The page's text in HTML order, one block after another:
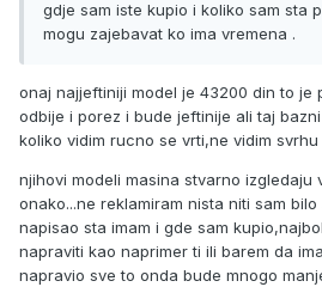
gdje sam iste kupio i koliko sam sta
mogu zajebavat ko ima vremena .
onaj najjeftiniji model je 43200 din to je
odbije i porez i bude jeftinije ali taj
koliko vidim rucno se vrti,ne vidim
njihovi modeli masina stvarno izgledaju
onako...ne reklamiram nista niti sam
napisao sta imam i gde sam
napraviti kao naprimer ti ili barem da
napravio sve to onda bude mnogo